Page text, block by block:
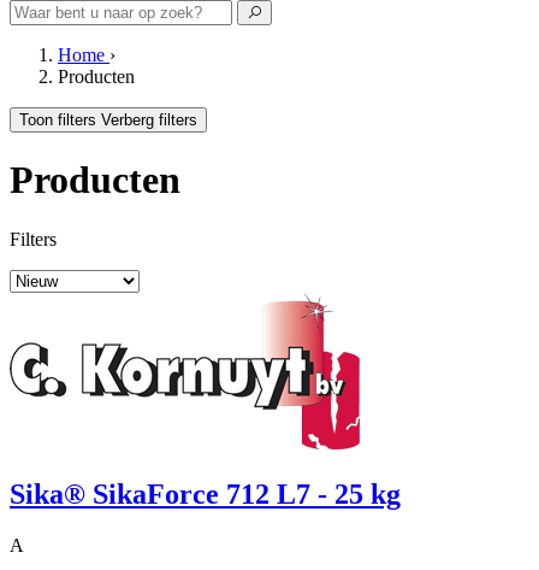
Home ›
Producten
Toon filters Verberg filters
Producten
Filters
Sika® SikaForce 712 L7 - 25 kg
A